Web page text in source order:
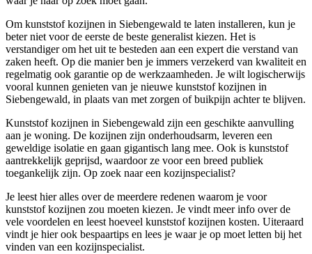
Om kunststof kozijnen in Siebengewald te laten installeren, kun je
beter niet voor de eerste de beste generalist kiezen. Het is
verstandiger om het uit te besteden aan een expert die verstand van
zaken heeft. Op die manier ben je immers verzekerd van kwaliteit en
regelmatig ook garantie op de werkzaamheden. Je wilt logischerwijs
vooral kunnen genieten van je nieuwe kunststof kozijnen in
Siebengewald, in plaats van met zorgen of buikpijn achter te blijven.
Kunststof kozijnen in Siebengewald zijn een geschikte aanvulling
aan je woning. De kozijnen zijn onderhoudsarm, leveren een
geweldige isolatie en gaan gigantisch lang mee. Ook is kunststof
aantrekkelijk geprijsd, waardoor ze voor een breed publiek
toegankelijk zijn. Op zoek naar een kozijnspecialist?
Je leest hier alles over de meerdere redenen waarom je voor
kunststof kozijnen zou moeten kiezen. Je vindt meer info over de
vele voordelen en leest hoeveel kunststof kozijnen kosten. Uiteraard
vindt je hier ook bespaartips en lees je waar je op moet letten bij het
vinden van een kozijnspecialist.